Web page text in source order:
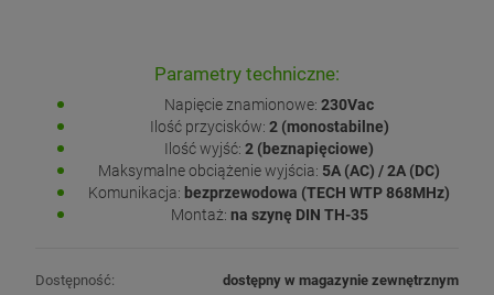
Parametry techniczne:
Napięcie znamionowe: 230Vac
Ilość przycisków: 2 (monostabilne)
Ilość wyjść: 2 (beznapięciowe)
Maksymalne obciążenie wyjścia: 5A (AC) / 2A (DC)
Komunikacja: bezprzewodowa (TECH WTP 868MHz)
Montaż: na szynę DIN TH-35
Dostępność:
dostępny w magazynie zewnętrznym